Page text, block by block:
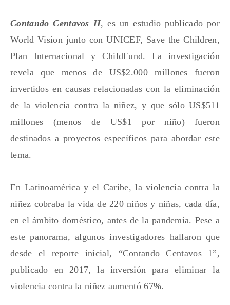
Contando Centavos II, es un estudio publicado por
World Vision junto con UNICEF, Save the Children,
Plan Internacional y ChildFund. La investigación
revela que menos de US$2.000 millones fueron
invertidos en causas relacionadas con la eliminación
de la violencia contra la niñez, y que sólo US$511
millones (menos de US$1 por niño) fueron
destinados a proyectos específicos para abordar este
tema.
En Latinoamérica y el Caribe, la violencia contra la
niñez cobraba la vida de 220 niños y niñas, cada día,
en el ámbito doméstico, antes de la pandemia. Pese a
este panorama, algunos investigadores hallaron que
desde el reporte inicial, “Contando Centavos 1”,
publicado en 2017, la inversión para eliminar la
violencia contra la niñez aumentó 67%.